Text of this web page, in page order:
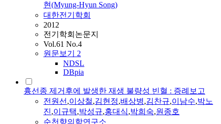
현(Myung-Hyun Song)
대한전기학회
2012
전기학회논문지
Vol.61 No.4
원문보기 2
NDSL
DBpia
흉선종 제거후에 발생한 재생 불량성 빈혈 : 증례보고
전원선,이상철,김현정,배상병,김찬규,이남수,박노
진,이규택,박성규,홍대식,박희숙,원종호
순천향의학연구소